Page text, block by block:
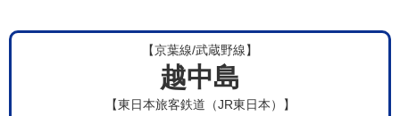
【京葉線/武蔵野線】
越中島
【東日本旅客鉄道（JR東日本）】